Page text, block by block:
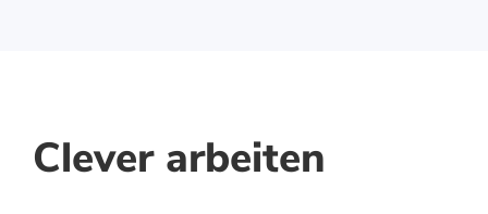
Clever arbeiten